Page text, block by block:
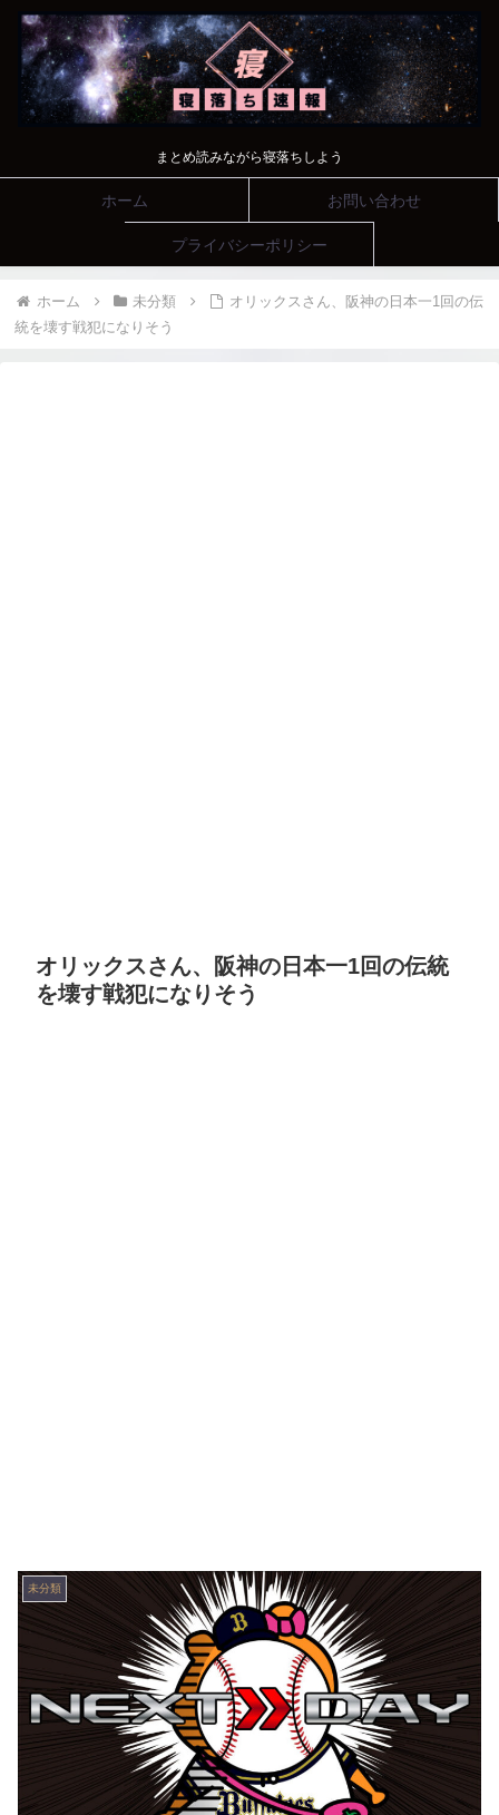
まとめ読みながら寝落ちしよう
ホーム お問い合わせ
プライバシーポリシー
ホーム 未分類
オリックスさん、阪神の日本一1回の伝
統を壊す戦犯になりそう
オリックスさん、阪神の日本一1回の伝統
を壊す戦犯になりそう
未分類